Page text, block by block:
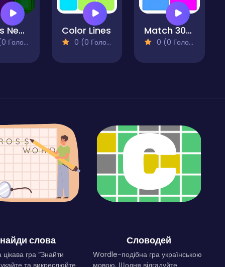
Tetris Neon Color Lines
0 (0 Голосів)
Match 3030!
0 (0 Голосів)
слова
гра “Знайти
Словодей
Wordle-подібна гра українською